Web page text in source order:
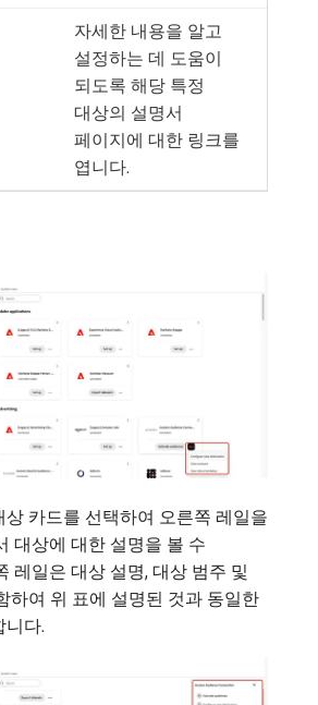
자세한 내용을 알고
설정하는 데 도움이
되도록 해당 특정
대상의 설명서
페이지에 대한 링크를
엽니다.
상 카드를 선택하여 오른쪽 레일을
대상에 대한 설명을 볼 수
레일은 대상 설명, 대상 범주 및
하여 위 표에 설명된 것과 동일한
니다.